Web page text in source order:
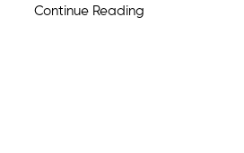
Continue Reading